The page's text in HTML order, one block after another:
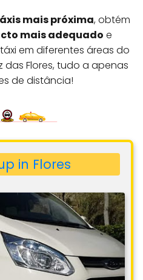
mais próxima, obtém
mais adequado e
em diferentes áreas do
das Flores, tudo a apenas
de distância!
in Flores